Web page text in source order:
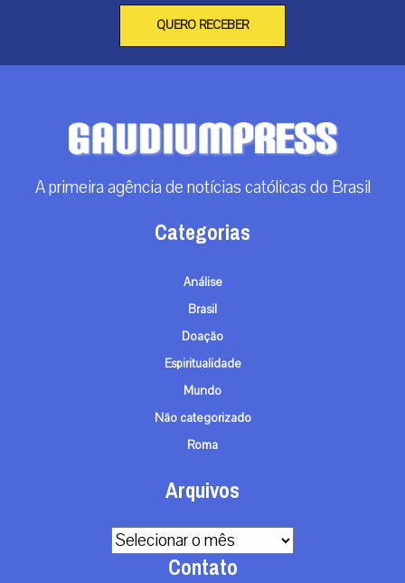
QUERO RECEBER
A primeira agência de notícias católicas do Brasil
Categorias
Análise
Brasil
Doação
Espiritualidade
Mundo
Não categorizado
Roma
Arquivos
Arquivos
Contato